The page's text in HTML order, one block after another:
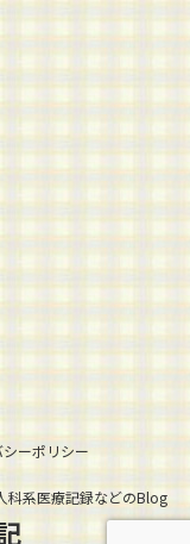
ーポリシー
科系医療記録などのBlog